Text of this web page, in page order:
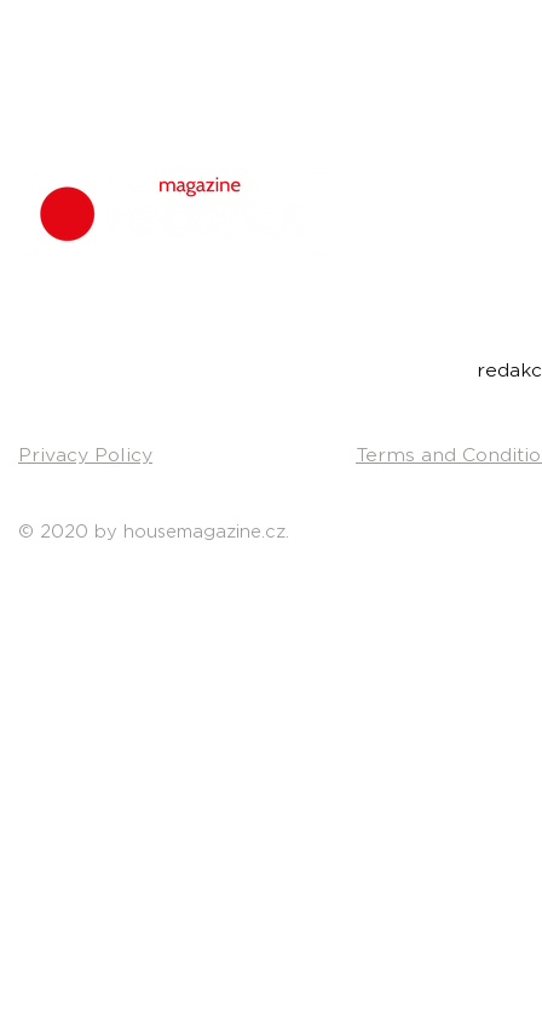
Privacy Policy
© 2020 by housemagazine.cz.
Terms and